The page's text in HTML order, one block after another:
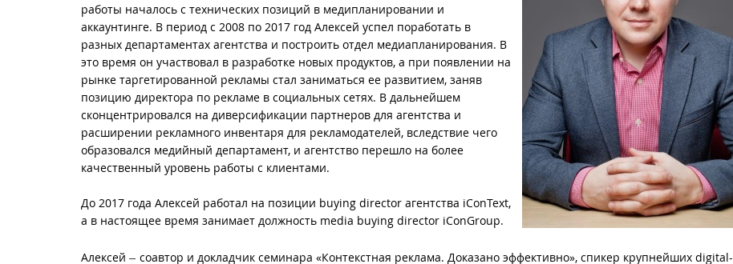
работы началось с технических позиций в медипланировании и
аккаунтинге. В период с 2008 по 2017 год Алексей успел поработать в
разных департаментах агентства и построить отдел медиапланирования. В
это время он участвовал в разработке новых продуктов, а при появлении на
рынке таргетированной рекламы стал заниматься ее развитием, заняв
позицию директора по рекламе в социальных сетях. В дальнейшем
сконцентрировался на диверсификации партнеров для агентства и
расширении рекламного инвентаря для рекламодателей, вследствие чего
образовался медийный департамент, и агентство перешло на более
качественный уровень работы с клиентами.
До 2017 года Алексей работал на позиции buying director агентства iConText,
а в настоящее время занимает должность media buying director iConGroup.
Алексей – соавтор и докладчик семинара «Контекстная реклама. Доказано эффективно», спикер крупнейших digital-